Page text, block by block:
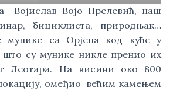
Војислав Војо Прелевић, наш
бициклиста, природњак…
мунике са Орјена код куће у
су мунике никле пренио их
Леотара. На висини око 800
омеђио већим камењем